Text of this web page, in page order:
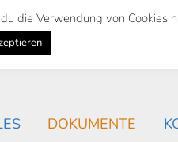
AKTUELLES
DOKUMENTE
die Verwendung von Cookies